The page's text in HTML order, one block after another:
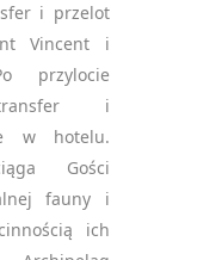
i przelot
Vincent i
przylocie
i
w hotelu.
Gości
fauny i
ich